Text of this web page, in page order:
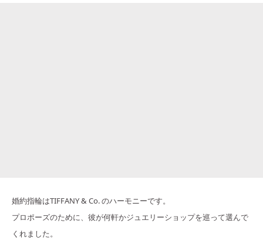
婚約指輪はTIFFANY & Co. のハーモニーです。
プロポーズのために、彼が何軒かジュエリーショップを巡って選んで
くれました。